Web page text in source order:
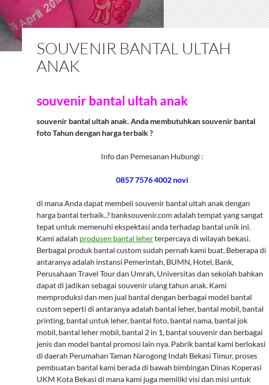
SOUVENIR BANTAL ULTAH
ANAK
souvenir bantal ultah anak
souvenir bantal ultah anak. Anda membutuhkan souvenir bantal
foto Tahun dengan harga terbaik ?
Info dan Pemesanan Hubungi :
0857 7576 4002 novi
di mana Anda dapat membeli souvenir bantal ultah anak dengan
harga bantal terbaik..? banksouvenir.com adalah tempat yang sangat
tepat untuk memenuhi ekspektasi anda terhadap bantal unik ini.
Kami adalah produsen bantal leherterpercaya di wilayah bekasi.
Berbagai produk bantal custom sudah pernah kami buat. Beberapa di
antaranya adalah instansi Pemerintah, BUMN, Hotel, Bank,
Perusahaan Travel Tour dan Umrah, Universitas dan sekolah bahkan
dapat di jadikan sebagai souvenir ulang tahun anak. Kami
memproduksi dan men jual bantal dengan berbagai model bantal
custom seperti di antaranya adalah bantal leher, bantal mobil, bantal
printing, bantal untuk leher, bantal foto, bantal nama, bantal jok
mobil, bantal leher mobil, bantal 2 in 1, bantal souvenir dan berbagai
jenis dan model bantal promosi lain nya. Pabrik bantal kami berlokasi
di daerah Perumahan Taman Narogong Indah Bekasi Timur, proses
pembuatan bantal kami berada di bawah bimbingan Dinas Koperasi
UKM Kota Bekasi di mana kami juga memiliki visi dan misi untuk